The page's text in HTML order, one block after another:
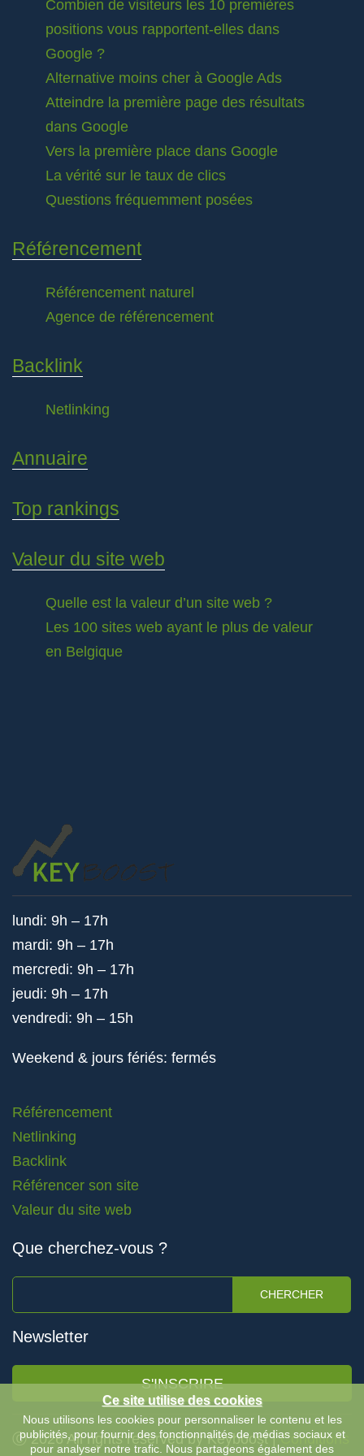
Combien de visiteurs les 10 premières
positions vous rapportent-elles dans
Google ?
Alternative moins cher à Google Ads
Atteindre la première page des résultats
dans Google
Vers la première place dans Google
La vérité sur le taux de clics
Questions fréquemment posées
Référencement
Référencement naturel
Agence de référencement
Backlink
Netlinking
Annuaire
Top rankings
Valeur du site web
Quelle est la valeur d’un site web ?
Les 100 sites web ayant le plus de valeur
en Belgique
lundi: 9h – 17h
mardi: 9h – 17h
mercredi: 9h – 17h
jeudi: 9h – 17h
vendredi: 9h – 15h
Weekend & jours fériés: fermés
Référencement
Netlinking
Backlink
Référencer son site
Valeur du site web
Que cherchez-vous ?
CHERCHER
Newsletter
S'INSCRIRE
Ⓒ 2026 All rights reserved by Keyboost |Conditions
Ce site utilise des cookies
Nous utilisons les cookies pour personnaliser le contenu et les
publicités, pour fournir des fonctionnalités de médias sociaux et
pour analyser notre trafic. Nous partageons également des